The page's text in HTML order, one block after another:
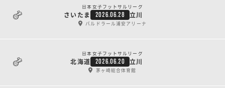
日本女子フットサルリーグ
さいたま 2026.06.28 立川
バルドラール浦安アリーナ
日本女子フットサルリーグ
北海道 2026.06.20 立川
茅ヶ崎総合体育館